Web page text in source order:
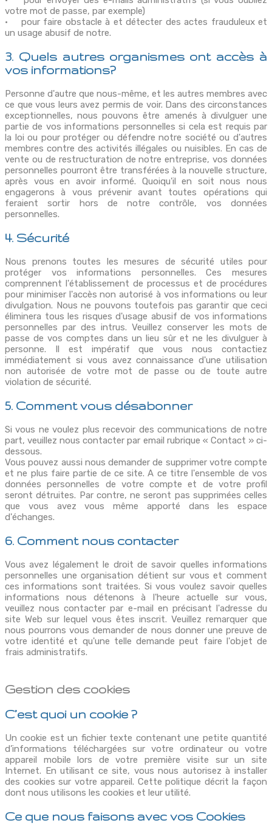
votre mot de passe, par exemple)
• pour faire obstacle à et détecter des actes frauduleux et
un usage abusif de notre.
3. Quels autres organismes ont accès à
vos informations?
Personne d'autre que nous-même, et les autres membres avec
ce que vous leurs avez permis de voir. Dans des circonstances
exceptionnelles, nous pouvons être amenés à divulguer une
partie de vos informations personnelles si cela est requis par
la loi ou pour protéger ou défendre notre société ou d'autres
membres contre des activités illégales ou nuisibles. En cas de
vente ou de restructuration de notre entreprise, vos données
personnelles pourront être transférées à la nouvelle structure,
après vous en avoir informé. Quoiqu'il en soit nous nous
engagerons à vous prévenir avant toutes opérations qui
feraient sortir hors de notre contrôle, vos données
personnelles.
4. Sécurité
Nous prenons toutes les mesures de sécurité utiles pour
protéger vos informations personnelles. Ces mesures
comprennent l'établissement de processus et de procédures
pour minimiser l'accès non autorisé à vos informations ou leur
divulgation. Nous ne pouvons toutefois pas garantir que ceci
éliminera tous les risques d'usage abusif de vos informations
personnelles par des intrus. Veuillez conserver les mots de
passe de vos comptes dans un lieu sûr et ne les divulguer à
personne. Il est impératif que vous nous contactiez
immédiatement si vous avez connaissance d'une utilisation
non autorisée de votre mot de passe ou de toute autre
violation de sécurité.
5. Comment vous désabonner
Si vous ne voulez plus recevoir des communications de notre
part, veuillez nous contacter par email rubrique « Contact » ci-
dessous.
Vous pouvez aussi nous demander de supprimer votre compte
et ne plus faire partie de ce site. A ce titre l'ensemble de vos
données personnelles de votre compte et de votre profil
seront détruites. Par contre, ne seront pas supprimées celles
que vous avez vous même apporté dans les espace
d'échanges.
6. Comment nous contacter
Vous avez légalement le droit de savoir quelles informations
personnelles une organisation détient sur vous et comment
ces informations sont traitées. Si vous voulez savoir quelles
informations nous détenons à l'heure actuelle sur vous,
veuillez nous contacter par e-mail en précisant l'adresse du
site Web sur lequel vous êtes inscrit. Veuillez remarquer que
nous pourrons vous demander de nous donner une preuve de
votre identité et qu'une telle demande peut faire l'objet de
frais administratifs.
Gestion des cookies
C’est quoi un cookie ?
Un cookie est un fichier texte contenant une petite quantité
d’informations téléchargées sur votre ordinateur ou votre
appareil mobile lors de votre première visite sur un site
Internet. En utilisant ce site, vous nous autorisez à installer
des cookies sur votre appareil. Cette politique décrit la façon
dont nous utilisons les cookies et leur utilité.
Ce que nous faisons avec vos Cookies